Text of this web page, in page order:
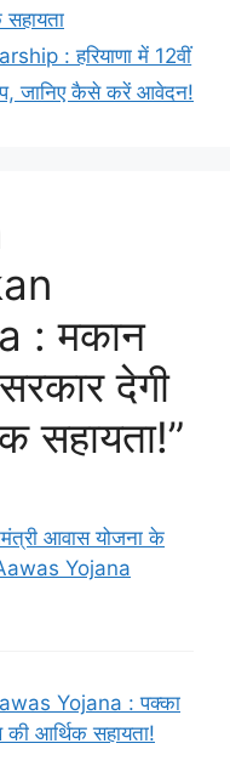
: हरियाणा में 12वीं
जानिए कैसे करें आवेदन!
: मकान
देगी
सहायता!”
आवास योजना के
Yojana
Yojana : पक्का
आर्थिक सहायता!